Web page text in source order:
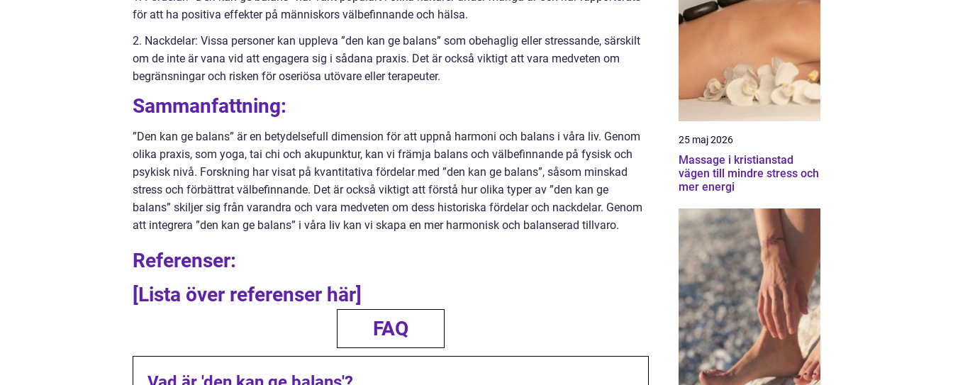
för att ha positiva effekter på människors välbefinnande och hälsa.
2. Nackdelar: Vissa personer kan uppleva ”den kan ge balans” som obehaglig eller stressande, särskilt
om de inte är vana vid att engagera sig i sådana praxis. Det är också viktigt att vara medveten om
begränsningar och risken för oseriösa utövare eller terapeuter.
Sammanfattning:
”Den kan ge balans” är en betydelsefull dimension för att uppnå harmoni och balans i våra liv. Genom
olika praxis, som yoga, tai chi och akupunktur, kan vi främja balans och välbefinnande på fysisk och
psykisk nivå. Forskning har visat på kvantitativa fördelar med ”den kan ge balans”, såsom minskad
stress och förbättrat välbefinnande. Det är också viktigt att förstå hur olika typer av ”den kan ge
balans” skiljer sig från varandra och vara medveten om dess historiska fördelar och nackdelar. Genom
att integrera ”den kan ge balans” i våra liv kan vi skapa en mer harmonisk och balanserad tillvaro.
Referenser:
[Lista över referenser här]
FAQ
25 maj 2026
Massage i kristianstad
vägen till mindre stress och
mer energi